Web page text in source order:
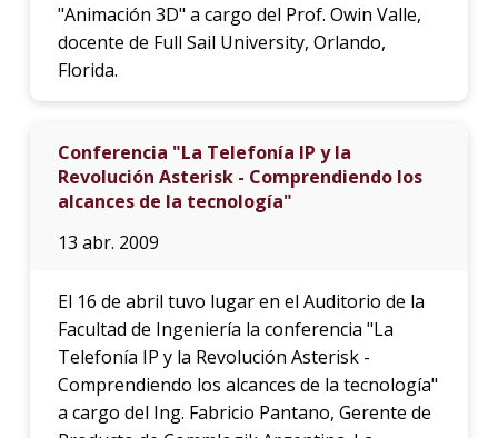
"Animación 3D" a cargo del Prof. Owin Valle,
docente de Full Sail University, Orlando,
Florida.
Conferencia "La Telefonía IP y la
Revolución Asterisk - Comprendiendo los
alcances de la tecnología"
13 abr. 2009
El 16 de abril tuvo lugar en el Auditorio de la
Facultad de Ingeniería la conferencia "La
Telefonía IP y la Revolución Asterisk -
Comprendiendo los alcances de la tecnología"
a cargo del Ing. Fabricio Pantano, Gerente de